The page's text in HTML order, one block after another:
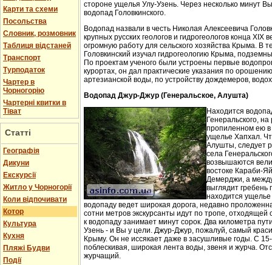
Карти та схеми
Посольства
Словник, розмовник
Таблиця відстаней
Транспорт
Турподаток
Чартер в
Чорногорію
Чартерні квитки в
Тіват
Статті
Географія
Дикуни
Екскурсії
Житло у Чорногорії
Коли відпочивати
Котор
Культура
Кухня
Пляжі Будви
Події
стороне ущелья Улу-Узень. Через несколько минут
водопад Головкинского.
Водопад назвали в честь Николая Алексеевича
крупных русских геологов и гидрогеологов конца XIX
огромную работу для сельского хозяйства Крыма. В
Головкинский изучал гидрогеологию Крыма,
По проектам ученого были устроены первые
курортах, он дал практические указания по
артезианской воды, по устройству дождемеров,
Водопад Джур-Джур (Генеральское, Алушта)
Находится
Генеральского,
пропиленном ею в
ущелье Хапхал.
Алушты, следует
села
возвышаются
востоке Караби-
Демерджи, а
выглядит гребень
находится
водопаду ведет широкая дорога, недавно
сотни метров экскурсанты идут по тропе, отходящей
к водопаду занимает минут сорок. Два километра
Узень - и Вы у цели. Джур-Джур, пожалуй, самый
Крыму. Он не иссякает даже в засушливые годы. С
поблескивая, широкая лента воды, звеня и журча.
журчащий.